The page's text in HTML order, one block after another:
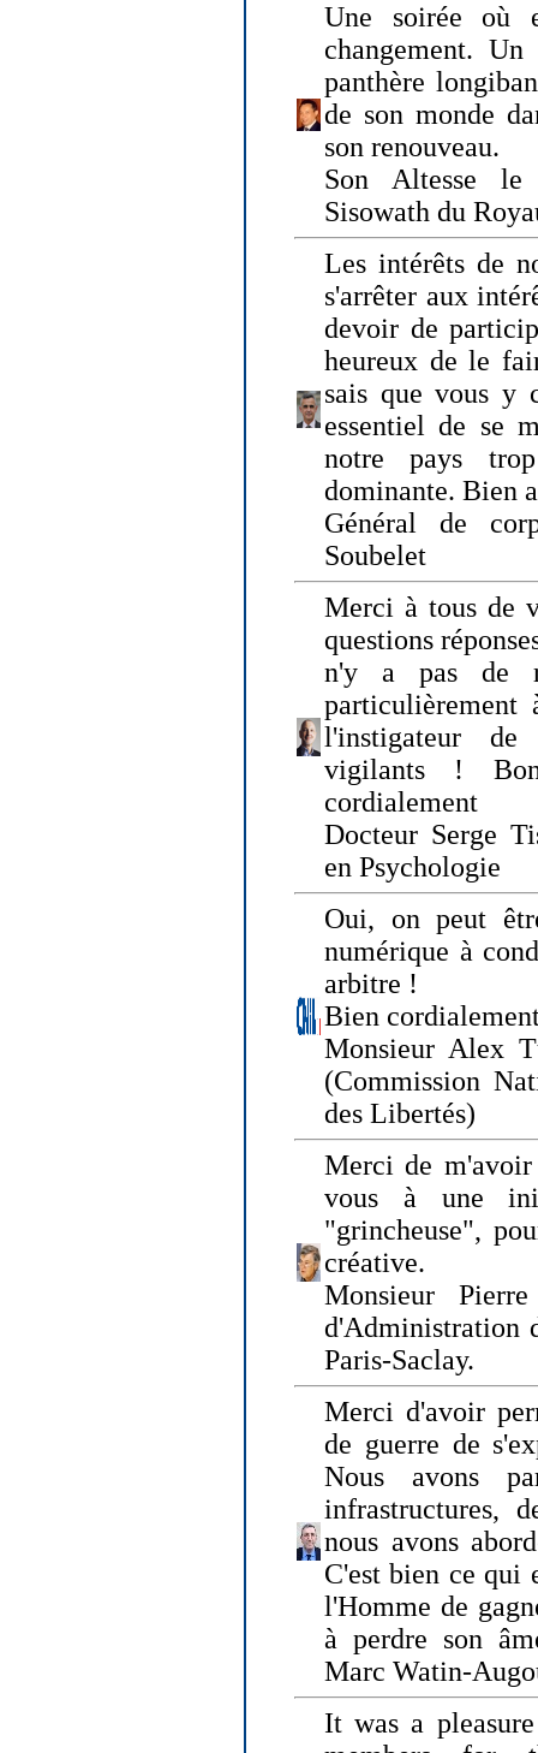
Une soirée où
changement.
panthère
de son monde
son renouveau.
Son Altesse le
Sisowath du
Les intérêts de
s'arrêter aux
devoir de
heureux de le
sais que vous y
essentiel de se
notre pays
dominante. Bien
Général de
Soubelet
Merci à tous de
questions
n'y a pas de
l'instigateur de
vigilants !
cordialement
Docteur Serge
en Psychologie
Oui, on peut
numérique à
arbitre !
Bien
Monsieur Alex
(Commission
des Libertés)
Merci de
vous à une
"grincheuse",
créative.
Monsieur
d'Administration
Paris-Saclay.
Merci d'avoir
de guerre de
Nous avons
infrastructures,
nous avons
C'est bien ce qui
l'Homme de
à perdre son
Marc Watin-
It was a